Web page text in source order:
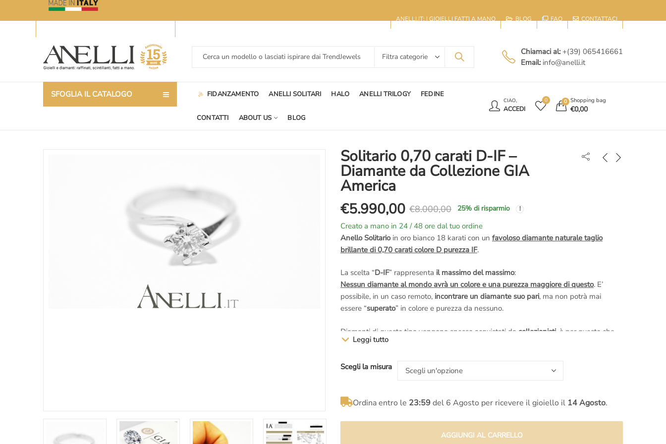
ANELLI.IT: I GIOIELLI FATTI A MANO BLOG FAQ CONTATTACI
Chiamaci al: +(39) 065416661
Email: info@anelli.it
SFOGLIA IL CATALOGO FIDANZAMENTO ANELLI SOLITARI HALO ANELLI TRILOGY FEDINE
CONTATTI ABOUT US BLOG
CIAO,
ACCEDI
0 0 Shopping bag
€0,00
Solitario 0,70 carati D-IF –
Diamante da Collezione GIA
America
€8.000,00
Il
prezzo
era:
€8.000,00.
€5.990,00
Il
prezzo
è:
€5.990,00.
25% di risparmio
Creato a mano in 24 / 48 ore dal tuo ordine
Anello Solitarioin oro bianco 18 karati con un favoloso diamante naturale taglio
brillante di 0,70 carati colore D purezza IF.
La scelta “D-IF” rappresenta il massimo del massimo:
Nessun diamante al mondo avrà un colore e una purezza maggiore di questo. E’
possibile, in un caso remoto, incontrare un diamante suo pari, ma non potrà mai
essere “superato” in colore e purezza da nessuno.
Diamanti di questo tipo vengono spesso acquistati da collezionisti , è per questo che
nel prezzo di acquisto è già inclusa una certificazione internazionale GIA America con
certificazione di diamantie pietre preziose colorate.
La fluorescenza è ovviamente nulla
entrare ed uscire dal diamante, per questo non va mai sottovalutata.
Leggi tutto
Scegli la misura
Ordina entro le 23:59del 6 Agosto per ricevere il gioiello il 14 Agosto.
AGGIUNGI AL CARRELLO